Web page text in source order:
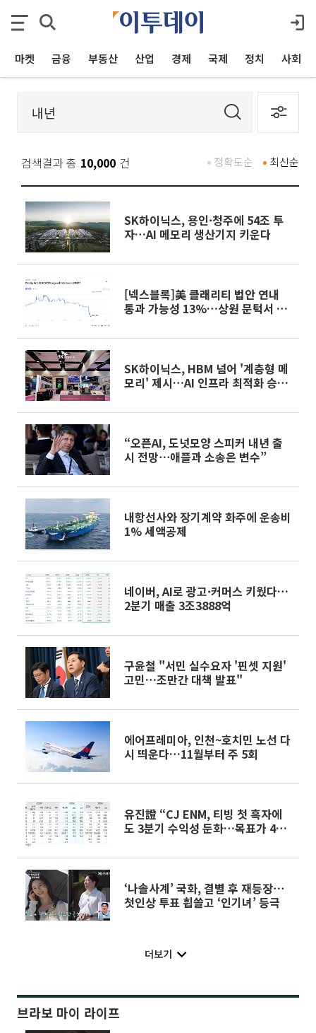
마켓 금융 부동산 산업 경제 국제 정치 사회
검색결과 총 10,000 건 최신순
정확도순
SK하이닉스, 용인·청주에 54조 투
자…AI 메모리 생산기지 키운다
[넥스블록]美 클래리티 법안 연내
통과 가능성 13%…상원 문턱서 제
SK하이닉스, HBM 넘어 '계층형 메
모리' 제시…AI 인프라 최적화 승부
“오픈AI, 도넛모양 스피커 내년 출
시 전망⋯애플과 소송은 변수”
내항선사와 장기계약 화주에 운송비
1% 세액공제
네이버, AI로 광고·커머스 키웠다…
2분기 매출 3조3888억
구윤철 "서민 실수요자 '핀셋 지원'
고민…조만간 대책 발표"
에어프레미아, 인천~호치민 노선 다
시 띄운다…11월부터 주 5회
유진證 “CJ ENM, 티빙 첫 흑자에
도 3분기 수익성 둔화…목표가 4만
‘나솔사계’ 국화, 결별 후 재등장⋯
첫인상 투표 휩쓸고 ‘인기녀’ 등극
더보기
브라보 마이 라이프